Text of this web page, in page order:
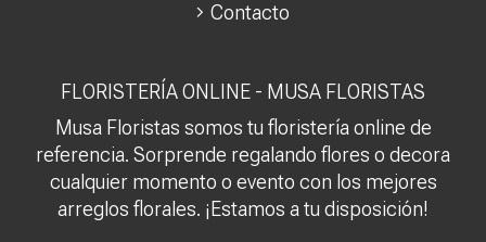
FLORISTERÍA ONLINE - MUSA FLORISTAS
Musa Floristas somos tu floristería online de
referencia. Sorprende regalando flores o decora
cualquier momento o evento con los mejores
arreglos florales. ¡Estamos a tu disposición!
Contacto